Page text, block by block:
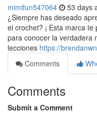
mimifun547064 53 days
¿Siempre has deseado
el crochet? ¡ Esta marca
para conocer la verdadera
lecciones https://
Comments
Comments
Submit a Comment